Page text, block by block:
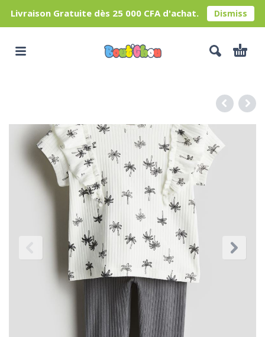
Livraison Gratuite dès 25 000 CFA d'achat. Dismiss